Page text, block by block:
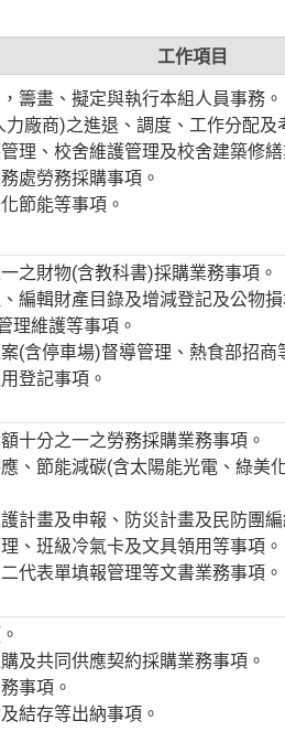
工作項目
籌畫、擬定與執行本組人員事務。
廠商)之進退、調度、工作分配及
理、校舍維護管理及校舍建築修繕
處勞務採購事項。
節能等事項。
之財物(含教科書)採購業務事項。
編輯財產目錄及增減登記及公物
理維護等事項。
(含停車場)督導管理、熱食部招商
登記事項。
十分之一之勞務採購業務事項。
、節能減碳(含太陽能光電、綠美
計畫及申報、防災計畫及民防團編
、班級冷氣卡及文具領用等事項。
代表單填報管理等文書業務事項。
及共同供應契約採購業務事項。
事項。
結存等出納事項。